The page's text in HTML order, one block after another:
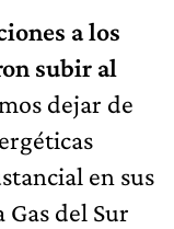
a los
subir al
dejar de
en sus
del Sur